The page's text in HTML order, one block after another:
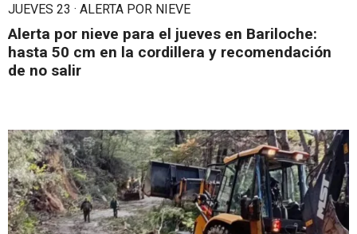
JUEVES 23 · ALERTA POR NIEVE
Alerta por nieve para el jueves en Bariloche:
hasta 50 cm en la cordillera y recomendación
de no salir